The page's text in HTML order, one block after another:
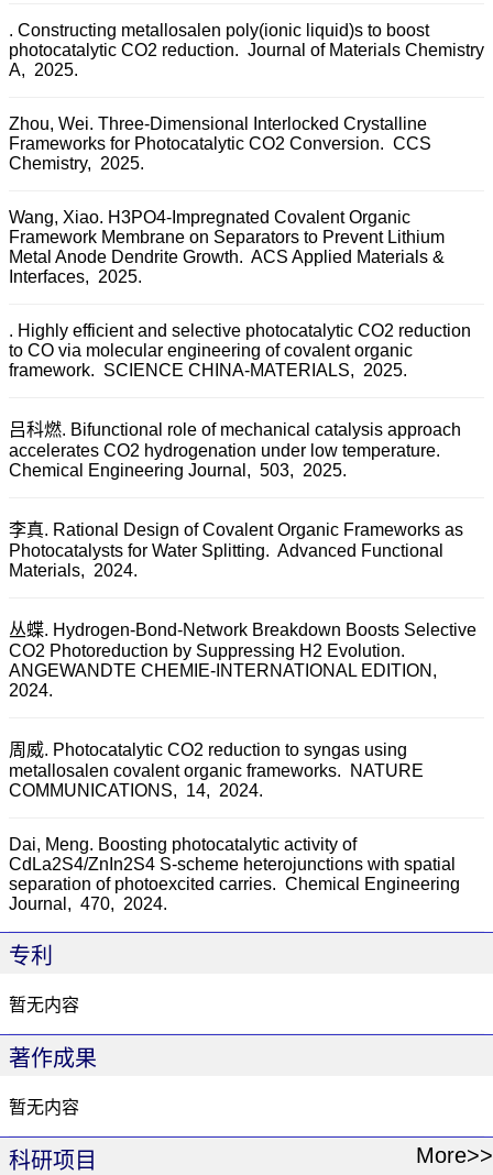
. Constructing metallosalen poly(ionic liquid)s to boost
photocatalytic CO2 reduction. Journal of Materials Chemistry
A, 2025.
Zhou, Wei. Three-Dimensional Interlocked Crystalline
Frameworks for Photocatalytic CO2 Conversion. CCS
Chemistry, 2025.
Wang, Xiao. H3PO4-Impregnated Covalent Organic
Framework Membrane on Separators to Prevent Lithium
Metal Anode Dendrite Growth. ACS Applied Materials &
Interfaces, 2025.
. Highly efficient and selective photocatalytic CO2 reduction
to CO via molecular engineering of covalent organic
framework. SCIENCE CHINA-MATERIALS, 2025.
吕科燃. Bifunctional role of mechanical catalysis approach
accelerates CO2 hydrogenation under low temperature.
Chemical Engineering Journal, 503, 2025.
李真. Rational Design of Covalent Organic Frameworks as
Photocatalysts for Water Splitting. Advanced Functional
Materials, 2024.
丛蝶. Hydrogen-Bond-Network Breakdown Boosts Selective
CO2 Photoreduction by Suppressing H2 Evolution.
ANGEWANDTE CHEMIE-INTERNATIONAL EDITION,
2024.
周威. Photocatalytic CO2 reduction to syngas using
metallosalen covalent organic frameworks.
NATURE
COMMUNICATIONS, 14, 2024.
Dai, Meng. Boosting photocatalytic activity of
CdLa2S4/ZnIn2S4 S-scheme heterojunctions with spatial
separation of photoexcited carries. Chemical Engineering
Journal, 470, 2024.
专利
暂无内容
著作成果
暂无内容
科研项目 More>>